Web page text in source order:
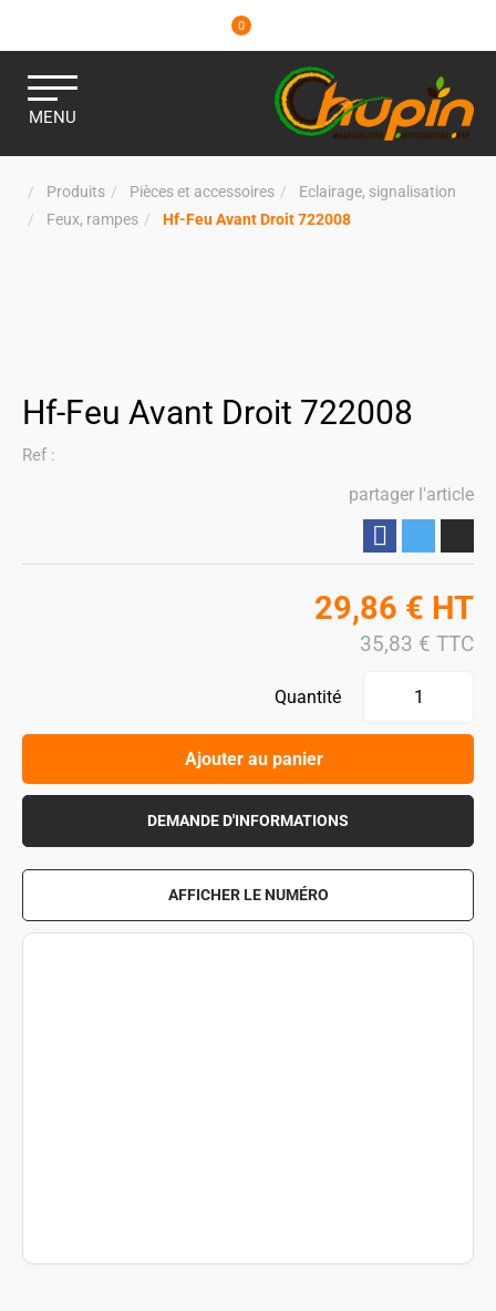
0
MENU
Produits Pièces et accessoires
Eclairage, signalisation
Feux, rampes
Hf-Feu Avant Droit 722008
Hf-Feu Avant Droit 722008
Ref :
partager l'article
29,86 € HT
35,83 € TTC
Quantité
Ajouter au panier
DEMANDE D'INFORMATIONS
AFFICHER LE NUMÉRO